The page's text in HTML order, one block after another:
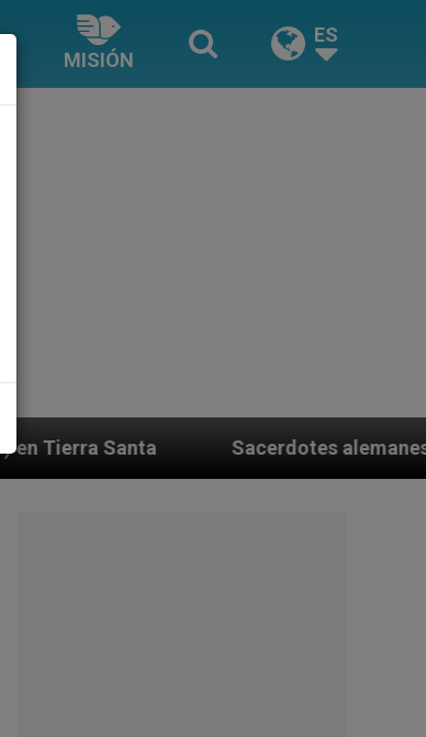
MISIÓN
ES
Sacerdotes alemanes fieles al Papa